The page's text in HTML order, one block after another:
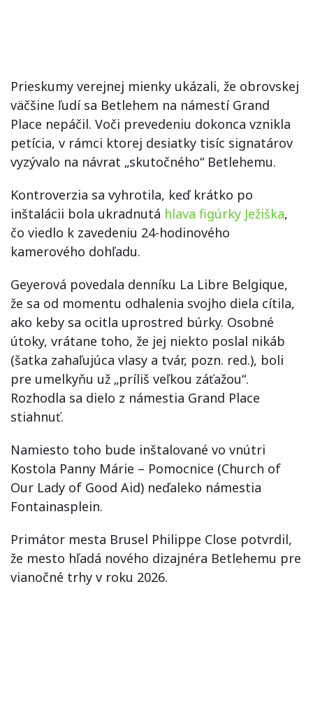
Prieskumy verejnej mienky ukázali, že obrovskej
väčšine ľudí sa Betlehem na námestí Grand
Place nepáčil. Voči prevedeniu dokonca vznikla
petícia, v rámci ktorej desiatky tisíc signatárov
vyzývalo na návrat „skutočného“ Betlehemu.
Kontroverzia sa vyhrotila, keď krátko po
inštalácii bola ukradnutá hlava figúrky Ježiška,
čo viedlo k zavedeniu 24-hodinového
kamerového dohľadu.
Geyerová povedala denníku La Libre Belgique,
že sa od momentu odhalenia svojho diela cítila,
ako keby sa ocitla uprostred búrky. Osobné
útoky, vrátane toho, že jej niekto poslal nikáb
(šatka zahaľujúca vlasy a tvár, pozn. red.), boli
pre umelkyňu už „príliš veľkou záťažou“.
Rozhodla sa dielo z námestia Grand Place
stiahnuť.
Namiesto toho bude inštalované vo vnútri
Kostola Panny Márie – Pomocnice (Church of
Our Lady of Good Aid) neďaleko námestia
Fontainasplein.
Primátor mesta Brusel Philippe Close potvrdil,
že mesto hľadá nového dizajnéra Betlehemu pre
vianočné trhy v roku 2026.